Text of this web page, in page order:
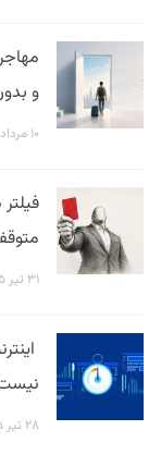
و
۱۰ مرداد ۱۴۰۵
۳۱ تیر ۱۴۰۵
۲۸ تیر ۱۴۰۵